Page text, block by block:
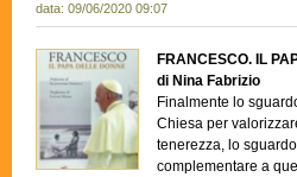
data: 09/06/2020 09:07
FRANCESCO. IL
di Nina Fabrizio
Finalmente lo
Chiesa per
tenerezza, lo
complementare a